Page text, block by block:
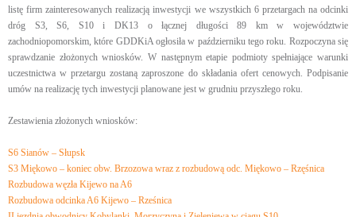
listę firm zainteresowanych realizacją inwestycji we wszystkich 6 przetargach na odcinki
dróg S3, S6, S10 i DK13 o łącznej długości 89 km w województwie
zachodniopomorskim, które GDDKiA ogłosiła w październiku tego roku. Rozpoczyna się
sprawdzanie złożonych wniosków. W następnym etapie podmioty spełniające warunki
uczestnictwa w przetargu zostaną zaproszone do składania ofert cenowych. Podpisanie
umów na realizację tych inwestycji planowane jest w grudniu przyszłego roku.
Zestawienia złożonych wniosków:
S6 Sianów – Słupsk
S3 Miękowo – koniec obw. Brzozowa wraz z rozbudową odc. Miękowo – Rzęśnica
Rozbudowa węzła Kijewo na A6
Rozbudowa odcinka A6 Kijewo – Rześnica